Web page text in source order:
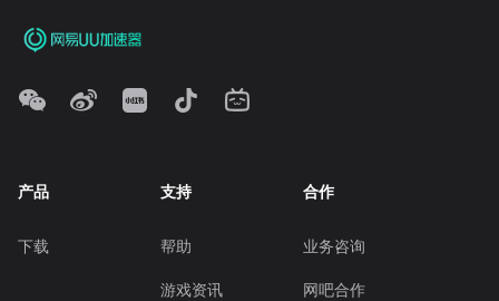
产品
下载
支持
帮助
游戏资讯
合作
业务咨询
网吧合作